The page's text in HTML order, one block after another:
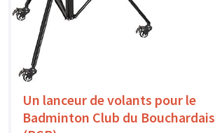
Un lanceur de volants pour le
Badminton Club du Bouchardais